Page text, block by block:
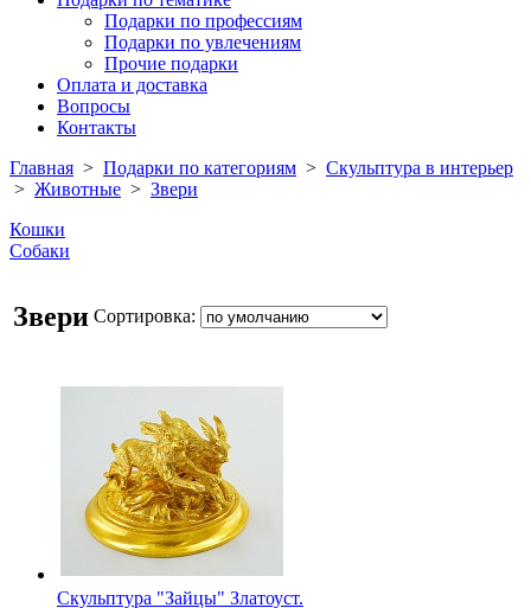
Подарки по профессиям
Подарки по увлечениям
Прочие подарки
Оплата и доставка
Вопросы
Контакты
Главная > Подарки по категориям > Скульптура в интерьер
> Животные > Звери
Кошки
Собаки
Звери Сортировка:
Скульптура "Зайцы" Златоуст.